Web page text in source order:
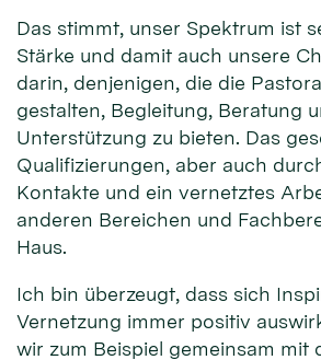
Das stimmt, unser Spektrum ist
Stärke und damit auch unsere
darin, denjenigen, die die
gestalten, Begleitung, Beratung
Unterstützung zu bieten. Das
Qualifizierungen, aber auch
Kontakte und ein vernetztes
anderen Bereichen und
Haus.
Ich bin überzeugt, dass sich
Vernetzung immer positiv
wir zum Beispiel gemeinsam mit